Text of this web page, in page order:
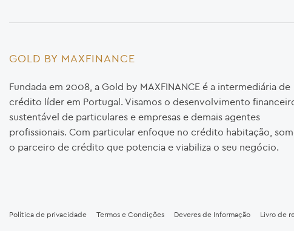
GOLD BY MAXFINANCE
Fundada em 2008, a Gold by MAXFINANCE é a intermediária de
crédito líder em Portugal. Visamos o desenvolvimento
sustentável de particulares e empresas e demais agentes
profissionais. Com particular enfoque no crédito habitação,
o parceiro de crédito que potencia e viabiliza o seu negócio.
Política de privacidade Termos e Condições Deveres de Informação Livro de